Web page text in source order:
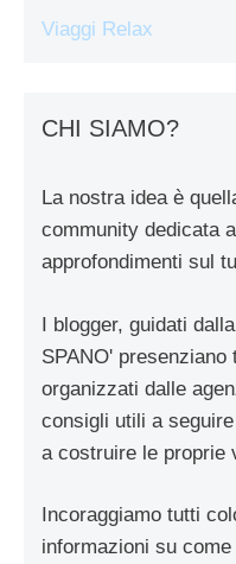
Viaggi Relax
CHI SIAMO?
La nostra idea è
community dedicata
approfondimenti sul
I blogger, guidati
SPANO'
organizzati dalle
consigli utili a
a costruire le proprie
Incoraggiamo tutti
informazioni su